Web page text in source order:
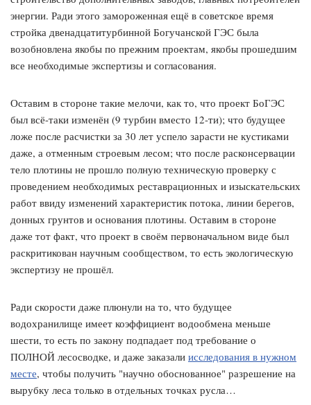
энергии. Ради этого замороженная ещё в советское время
стройка двенадцатитурбинной Богучанской ГЭС была
возобновлена якобы по прежним проектам, якобы прошедшим
все необходимые экспертизы и согласования.
Оставим в стороне такие мелочи, как то, что проект БоГЭС
был всё-таки изменён (9 турбин вместо 12-ти); что будущее
ложе после расчистки за 30 лет успело зарасти не кустиками
даже, а отменным строевым лесом; что после расконсервации
тело плотины не прошло полную техническую проверку с
проведением необходимых реставрационных и изыскательских
работ ввиду изменений характеристик потока, линии берегов,
донных грунтов и основания плотины. Оставим в стороне
даже тот факт, что проект в своём первоначальном виде был
раскритикован научным сообществом, то есть экологическую
экспертизу не прошёл.
Ради скорости даже плюнули на то, что будущее
водохранилище имеет коэффициент водообмена меньше
шести, то есть по закону подпадает под требование о
ПОЛНОЙ лесосводке, и даже заказали исследования в нужном
месте, чтобы получить "научно обоснованное" разрешение на
вырубку леса только в отдельных точках русла…